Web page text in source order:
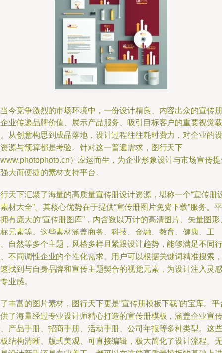
今竞争激烈的市场环境中，一份设计精良、内容出众的宣传册
业传递品牌价值、展示产品服务、吸引目标客户的重要视觉载
从创意构思到成品落地，设计过程往往耗时费力，对企业的设
源与预算都是考验。针对这一普遍需求，图行天下
）应运而生，为企业形象设计与市场宣传提
大而便捷的素材支持平台。
天下汇聚了海量的高质量宣传册设计资源，堪称一个“宣传册
材大全”。其核心优势在于提供“宣传册图片免费下载”服务。平
有庞大的“宣传册图库”，内含数以万计的高清图片、矢量图形
元素等。这些素材涵盖商务、科技、金融、教育、健康、工
自然等多个主题，风格多样且紧跟设计趋势，能够满足不同行
不同调性企业的个性化需求。用户可以根据关键词精准搜索，
找到与自身品牌和宣传主题契合的视觉元素，为设计注入灵感
业感。
丰富的图片素材，图行天下更是“宣传册模板下载”的宝库。平
了海量经过专业设计师精心打造的宣传册模板，涵盖企业宣传
产品手册、招商手册、活动手册、公司年报等多种类型。这些
结构清晰、版式美观、可直接编辑，极大简化了设计流程。无